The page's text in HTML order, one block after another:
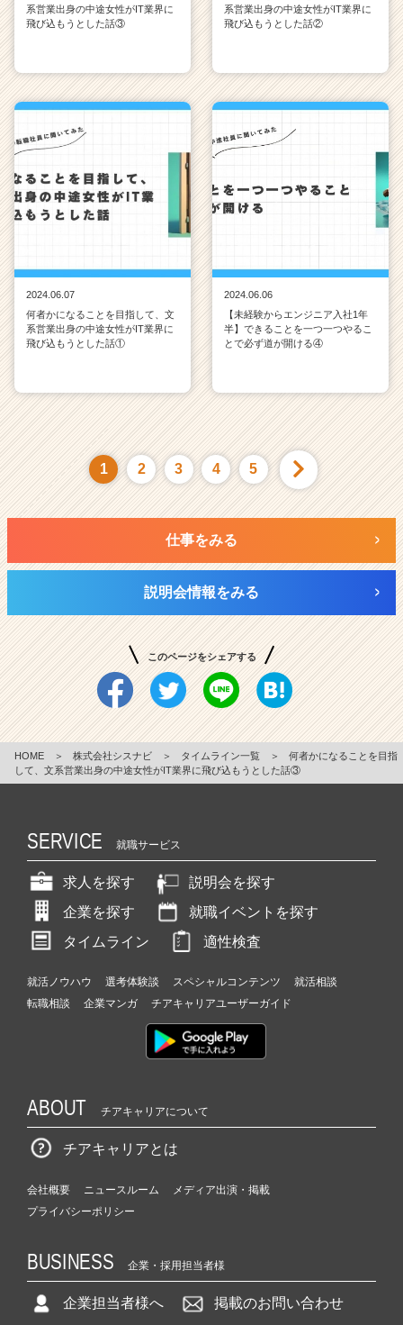
系営業出身の中途女性がIT業界に
飛び込もうとした話③
系営業出身の中途女性がIT業界に
飛び込もうとした話②
2024.06.07
何者かになることを目指して、文
系営業出身の中途女性がIT業界に
飛び込もうとした話①
2024.06.06
【未経験からエンジニア入社1年
半】できることを一つ一つやるこ
とで必ず道が開ける④
1 2 3 4 5
仕事をみる
説明会情報をみる
このページをシェアする
HOME ＞ 株式会社シスナビ ＞ タイムライン一覧 ＞
何者かになることを目指
して、文系営業出身の中途女性がIT業界に飛び込もうとした話③
SERVICE 就職サービス
求人を探す
説明会を探す
企業を探す
就職イベントを探す
タイムライン
適性検査
就活ノウハウ 選考体験談 スペシャルコンテンツ
就活相談
転職相談
企業マンガ チアキャリアユーザーガイド
ABOUT チアキャリアについて
チアキャリアとは
会社概要 ニュースルーム
メディア出演・掲載
プライバシーポリシー
BUSINESS 企業・採用担当者様
企業担当者様へ 掲載のお問い合わせ